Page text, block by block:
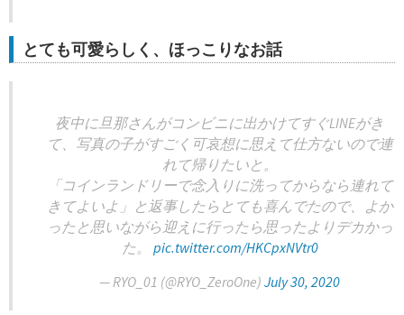
とても可愛らしく、ほっこりなお話
夜中に旦那さんがコンビニに出かけてすぐLINEがき
て、写真の子がすごく可哀想に思えて仕方ないので連
れて帰りたいと。
「コインランドリーで念入りに洗ってからなら連れて
きてよいよ」と返事したらとても喜んでたので、よか
ったと思いながら迎えに行ったら思ったよりデカかっ
た。 pic.twitter.com/HKCpxNVtr0
— RYO_01 (@RYO_ZeroOne) July 30, 2020